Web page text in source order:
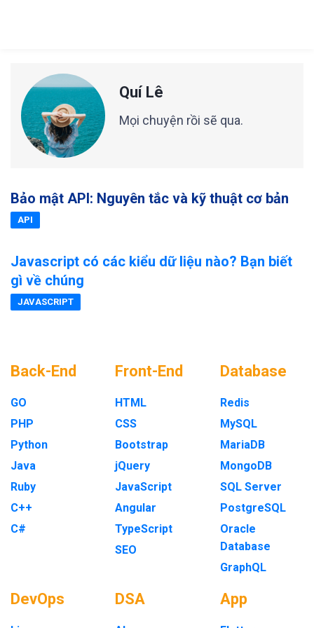
Quí Lê
Mọi chuyện rồi sẽ qua.
Bảo mật API: Nguyên tắc và kỹ thuật cơ bản
API
Javascript có các kiểu dữ liệu nào? Bạn biết
gì về chúng
JAVASCRIPT
Back-End
GO
PHP
Python
Java
Ruby
C++
C#
Front-End
HTML
CSS
Bootstrap
jQuery
JavaScript
Angular
TypeScript
SEO
Database
Redis
MySQL
MariaDB
MongoDB
SQL Server
PostgreSQL
Oracle
Database
GraphQL
DevOps DSA App